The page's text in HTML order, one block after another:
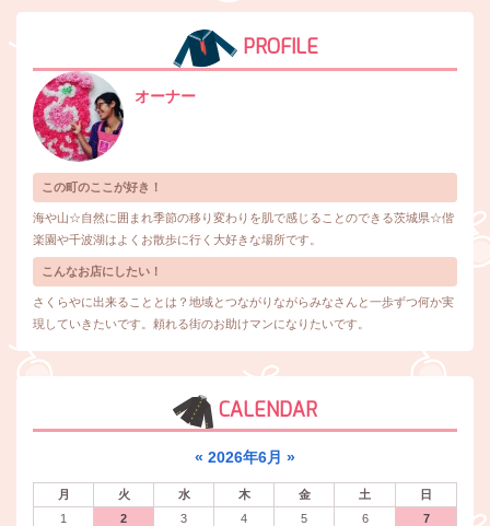
PROFILE
オーナー
この町のここが好き！
海や山☆自然に囲まれ季節の移り変わりを肌で感じることのできる茨城県☆偕
楽園や千波湖はよくお散歩に行く大好きな場所です。
こんなお店にしたい！
さくらやに出来ることとは？地域とつながりながらみなさんと一歩ずつ何か実
現していきたいです。頼れる街のお助けマンになりたいです。
CALENDAR
« 2026年6月 »
月 火 水 木 金 土
日
1
2 3 4 5 6
7